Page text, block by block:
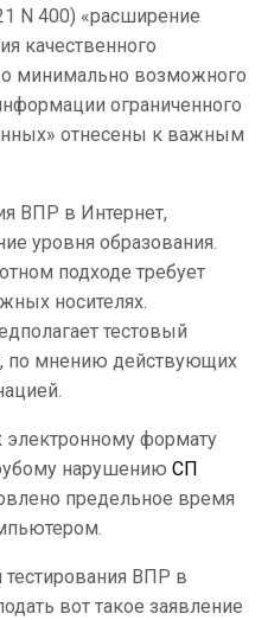
N 400) «расширение
качественного
минимально возможного
ограниченного
отнесены к важным
ВПР в Интернет,
уровня образования.
подходе требует
носителях.
тестовый
по мнению действующих
формату
нарушению СП
предельное время
ВПР в
вот такое заявление